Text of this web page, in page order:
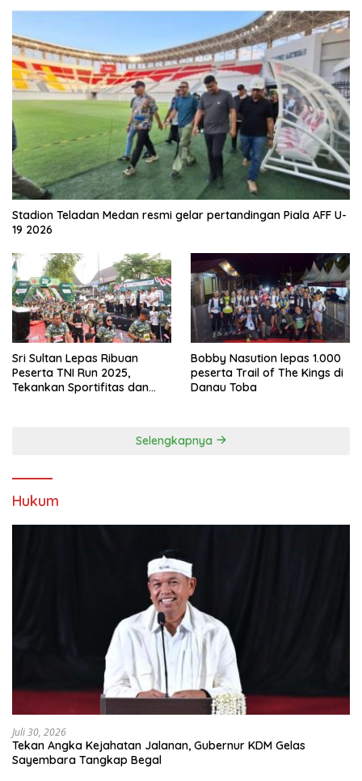
Stadion Teladan Medan resmi gelar pertandingan Piala AFF U-
19 2026
Sri Sultan Lepas Ribuan
Peserta TNI Run 2025,
Tekankan Sportifitas dan
Bobby Nasution lepas 1.000
peserta Trail of The Kings di
Danau Toba
Selengkapnya
Hukum
Juli 30, 2026
Tekan Angka Kejahatan Jalanan, Gubernur KDM Gelas
Sayembara Tangkap Begal